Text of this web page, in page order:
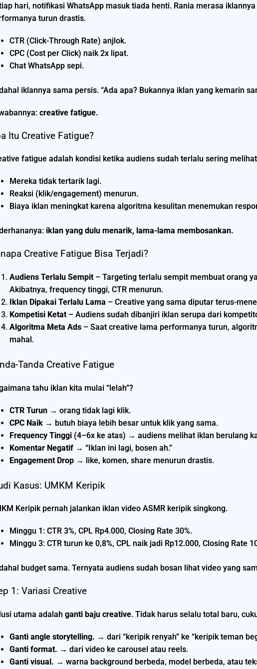
hari, notifikasi WhatsApp masuk tiada henti. Rania merasa
turun drastis.
CTR (Click-Through Rate) anjlok.
CPC (Cost per Click) naik 2x lipat.
Chat WhatsApp sepi.
iklannya sama persis. “Ada apa? Bukannya iklan yang kemarin
creative fatigue.
Itu Creative Fatigue?
fatigue adalah kondisi ketika audiens sudah terlalu sering
Mereka tidak tertarik lagi.
Reaksi (klik/engagement) menurun.
Biaya iklan meningkat karena algoritma kesulitan menemukan
iklan yang dulu menarik, lama-lama membosankan.
Creative Fatigue Bisa Terjadi?
Audiens Terlalu Sempit– Targeting terlalu sempit membuat orang
Akibatnya, frequency tinggi, CTR menurun.
Iklan Dipakai Terlalu Lama – Creative yang sama diputar terus-
Kompetisi Ketat– Audiens sudah dibanjiri iklan serupa dari
Algoritma Meta Ads – Saat creative lama performanya turun,
mahal.
Tanda Creative Fatigue
tahu iklan kita mulai “lelah”?
CTR Turun → orang tidak lagi klik.
CPC Naik → butuh biaya lebih besar untuk klik yang sama.
Frequency Tinggi (4–6x ke atas) → audiens melihat iklan berulang
Komentar Negatif → “Iklan ini lagi, bosen ah.”
Engagement Drop → like, komen, share menurun drastis.
Kasus: UMKM Keripik
Keripik pernah jalankan iklan video ASMR keripik singkong.
Minggu 1: CTR 3%, CPL Rp4.000, Closing Rate 30%.
Minggu 3: CTR turun ke 0,8%, CPL naik jadi Rp12.000, Closing Rate
budget sama. Ternyata audiens sudah bosan lihat video yang
1: Variasi Creative
utama adalah ganti baju creative. Tidak harus selalu total baru,
Ganti angle storytelling. → dari “keripik renyah” ke “keripik teman
Ganti format. → dari video ke carousel atau reels.
Ganti visual. → warna background berbeda, model berbeda, atau